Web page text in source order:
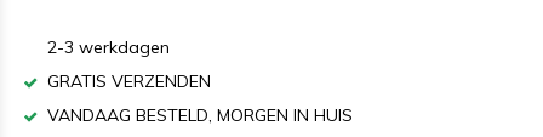
2-3 werkdagen
GRATIS VERZENDEN
VANDAAG BESTELD, MORGEN IN HUIS